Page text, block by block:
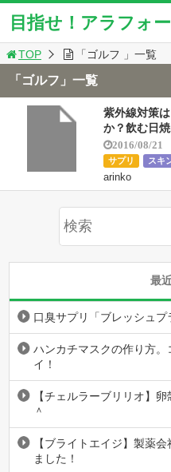
目指せ！アラフォ
TOP 「ゴルフ 」一覧
「ゴルフ」一覧
紫外線対策
か？飲む日
2016/08/21
サプリ スキ
arinko
最
口臭サプリ「ブレッシュプ
ハンカチマスクの作り方
イ！
【チェルラーブリリオ】
＾
【ブライトエイジ】製薬
ました！